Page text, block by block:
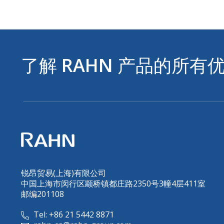
了解 RAHN 产品的所有
锐昂贸易(上海)有限公司
中国上海市闵行区颛桥镇都庄路2350号3幢4层411室
邮编201108
Tel: +86 21 5442 8871